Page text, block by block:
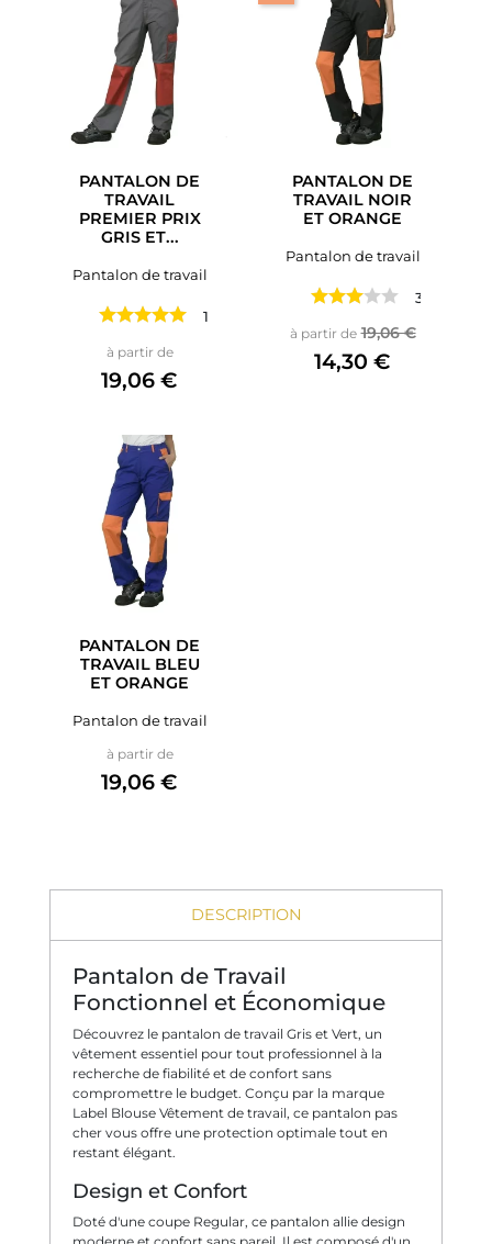
PANTALON DE
TRAVAIL
PREMIER PRIX
GRIS ET...
Pantalon de travail
1 avis
à partir dePrix
19,06 €
PANTALON DE
TRAVAIL NOIR
ET ORANGE
Pantalon de travail
3 avis
à partir de Prix de base
19,06 €Prix
14,30 €
PANTALON DE
TRAVAIL BLEU
ET ORANGE
Pantalon de travail
à partir dePrix
19,06 €
DESCRIPTION
Pantalon de Travail
Fonctionnel et Économique
Découvrez le pantalon de travail Gris et Vert, un
vêtement essentiel pour tout professionnel à la
recherche de fiabilité et de confort sans
compromettre le budget. Conçu par la marque
Label Blouse Vêtement de travail, ce pantalon pas
cher vous offre une protection optimale tout en
restant élégant.
Design et Confort
Doté d'une coupe Regular, ce pantalon allie design